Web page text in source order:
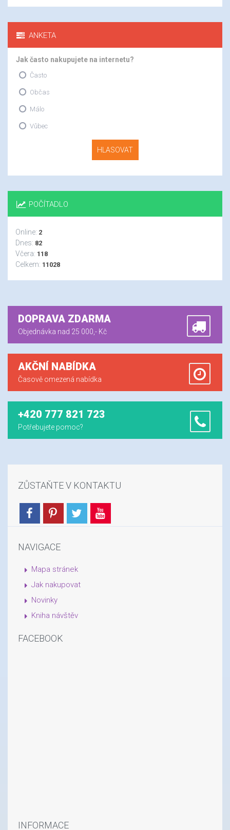
ANKETA
Jak často nakupujete na internetu?
Často
Občas
Málo
Vůbec
HLASOVAT
POČÍTADLO
Online: 2
Dnes: 82
Včera: 118
Celkem: 11028
DOPRAVA ZDARMA
Objednávka nad 25 000,- Kč
AKČNÍ NABÍDKA
Časově omezená nabídka
+420 777 821 723
Potřebujete pomoc?
ZŮSTAŇTE V KONTAKTU
NAVIGACE
Mapa stránek
Jak nakupovat
Novinky
Kniha návštěv
FACEBOOK
INFORMACE